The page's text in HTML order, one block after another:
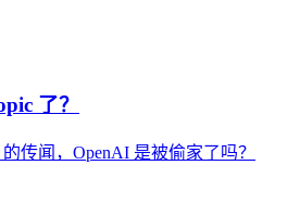
了？
传闻，OpenAI 是被偷家了吗？